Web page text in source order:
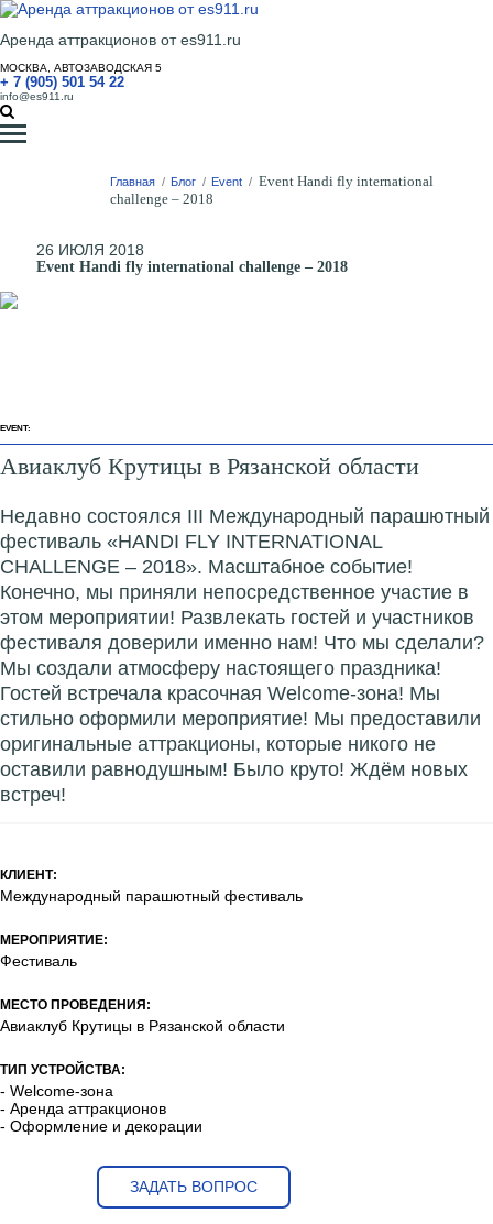
Аренда аттракционов от es911.ru
МОСКВА, АВТОЗАВОДСКАЯ 5
+ 7 (905) 501 54 22
info@es911.ru
Главная / Блог / Event / Event Handi fly international
challenge – 2018
26 ИЮЛЯ 2018
Event Handi fly international challenge – 2018
EVENT:
Авиаклуб Крутицы в Рязанской области
Недавно состоялся III Международный парашютный
фестиваль «HANDI FLY INTERNATIONAL
CHALLENGE – 2018». Масштабное событие!
Конечно, мы приняли непосредственное участие в
этом мероприятии! Развлекать гостей и участников
фестиваля доверили именно нам! Что мы сделали?
Мы создали атмосферу настоящего праздника!
Гостей встречала красочная Welcome-зона! Мы
стильно оформили мероприятие! Мы предоставили
оригинальные аттракционы, которые никого не
оставили равнодушным! Было круто! Ждём новых
встреч!
КЛИЕНТ:
Международный парашютный фестиваль
МЕРОПРИЯТИЕ:
Фестиваль
МЕСТО ПРОВЕДЕНИЯ:
Авиаклуб Крутицы в Рязанской области
ТИП УСТРОЙСТВА:
- Welcome-зона
- Аренда аттракционов
- Оформление и декорации
ЗАДАТЬ ВОПРОС